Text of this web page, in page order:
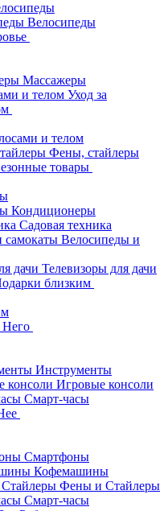
Велосипеды
Массажеры
Уход за
и телом
Фены, стайлеры
товары
Кондиционеры
Садовая техника
Велосипеды и
Телевизоры для дачи
близким
Него
Инструменты
Игровые консоли
Смарт-часы
Смартфоны
Кофемашины
Фены и Стайлеры
Смарт-часы